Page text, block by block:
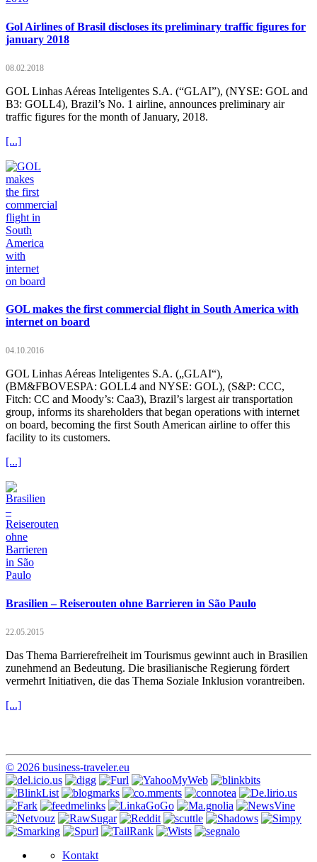
Gol Airlines of Brasil discloses its preliminary traffic figures for
january 2018
08.02.2018
GOL Linhas Aéreas Inteligentes S.A. (“GLAI”), (NYSE: GOL and
B3: GOLL4), Brazil’s No. 1 airline, announces preliminary air
traffic figures for the month of January, 2018.
[...]
GOL makes the first commercial flight in South America with
internet on board
04.10.2016
GOL Linhas Aéreas Inteligentes S.A. („GLAI“),
(BM&FBOVESPA: GOLL4 and NYSE: GOL), (S&P: CCC,
Fitch: CC and Moody’s: Caa3), Brazil’s largest air transportation
group, informs its shareholders that began operations with internet
on board, becoming the first South American airline to offer this
facility to its customers.
[...]
Brasilien – Reiserouten ohne Barrieren in São Paulo
22.05.2015
Das Thema Barrierefreiheit im Tourismus gewinnt auch in Brasilien
zunehmend an Bedeutung. Die brasilianische Regierung fördert
vermehrt Initiativen, die das Thema Soziale Inklusion vorantreiben.
[...]
© 2026 business-traveler.eu
Kontakt